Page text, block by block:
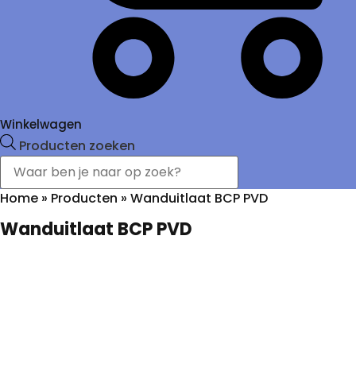
Winkelwagen
Producten zoeken
Home » Producten » Wanduitlaat BCP PVD
Wanduitlaat BCP PVD